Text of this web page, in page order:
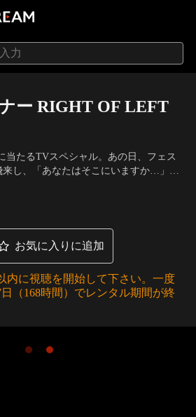
ー RIGHT OF LEFT
当たるTVスペシャル。あの日、フェス
来し、「あなたはそこにいますか…」と
れは彼らを待ち受ける運命の序章であ
お気に入りに追加
内に視聴を開始して下さい。一度
（168時間）でレンタル期間が終